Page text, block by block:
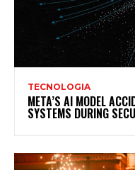
TECNOLOGIA
META’S AI MODEL
SYSTEMS DURING